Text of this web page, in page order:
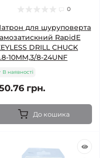
0
для шуруповерта
RapidE
DRILL CHUCK
10MM,3/8-24UNF
В наявності
грн.
До кошика